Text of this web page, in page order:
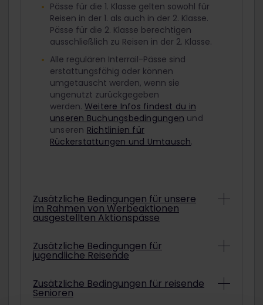
Pässe für die 1. Klasse gelten sowohl für
Reisen in der 1. als auch in der 2. Klasse.
Pässe für die 2. Klasse berechtigen
ausschließlich zu Reisen in der 2. Klasse.
Alle regulären Interrail-Pässe sind
erstattungsfähig oder können
umgetauscht werden, wenn sie
ungenutzt zurückgegeben
werden. Weitere Infos findest du in
unseren Buchungsbedingungen und
unseren Richtlinien für
Rückerstattungen und Umtausch.
Zusätzliche Bedingungen für unsere
im Rahmen von Werbeaktionen
ausgestellten Aktionspässe
Abhängig von den konkreten
Bedingungen können Interrail-Pässe aus
erstattet oder umgetauscht werden.
Informationen darüber, ob der gekaufte
Zusätzliche Bedingungen für
jugendliche Reisende
Um mit einem ermäßigten Jugendpass
zu reisen, musst du am ausgewählten
Zusätzliche Bedingungen für reisende
Senioren